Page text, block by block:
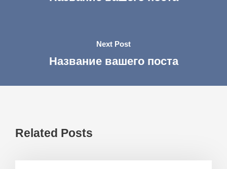
Next Post
Название вашего поста
Related Posts